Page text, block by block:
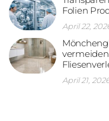
Folien
April 22,
April 21,